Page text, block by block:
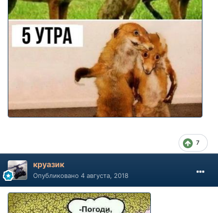
7
круазик
Опубликовано 4 августа, 2018